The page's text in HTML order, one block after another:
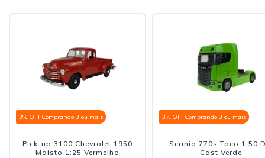
3% OFFComprando 3 ou mais
Scania 770s Toco 1:50 Die
Cast Verde
3% OFFComprando 3 ou mais
Miniatura Mercedes Benz
Amg 1:24 Welly Bordo